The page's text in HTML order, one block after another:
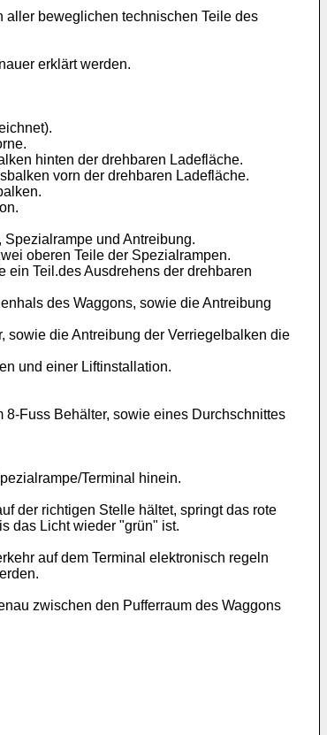
beweglichen technischen Teile des
erklärt werden.
hinten der drehbaren Ladefläche.
vorn der drehbaren Ladefläche.
und Antreibung.
oberen Teile der Spezialrampen.
Teil.des Ausdrehens der drehbaren
des Waggons, sowie die Antreibung
sowie die Antreibung der Verriegelbalken die
und einer Liftinstallation.
Fuss Behälter, sowie eines Durchschnittes
Terminal hinein.
der richtigen Stelle hältet, springt das rote
das Licht wieder "grün" ist.
auf dem Terminal elektronisch regeln
zwischen den Pufferraum des Waggons